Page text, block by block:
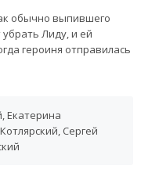
обычно выпившего
Лиду, и ей
героиня отправилась
Екатерина
Сергей